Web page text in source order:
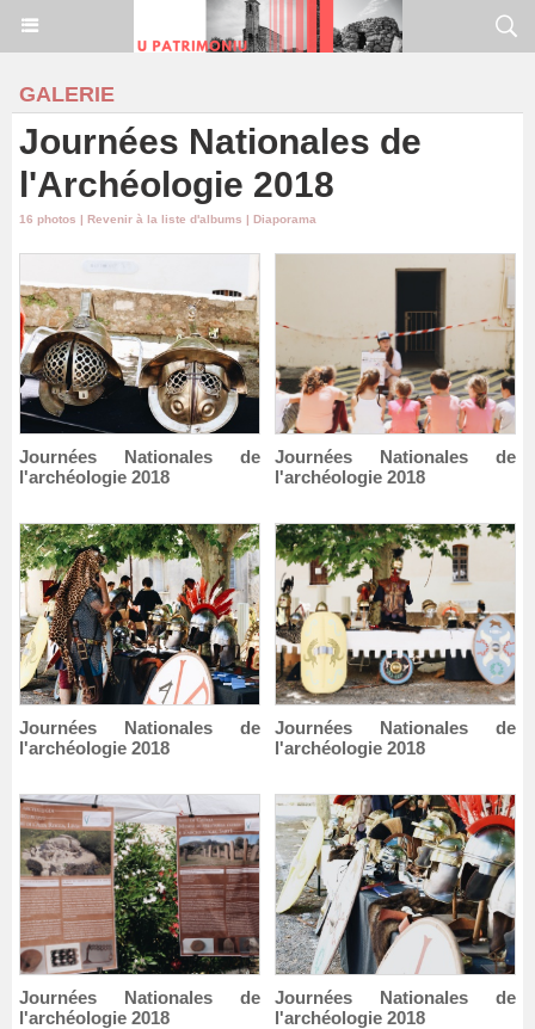
GALERIE
Journées Nationales de
l'Archéologie 2018
16 photos | Revenir à la liste d'albums | Diaporama
Journées Nationales de
l'archéologie 2018
Journées Nationales de
l'archéologie 2018
Journées Nationales de
l'archéologie 2018
Journées Nationales de
l'archéologie 2018
Journées Nationales de
l'archéologie 2018
Journées Nationales de
l'archéologie 2018